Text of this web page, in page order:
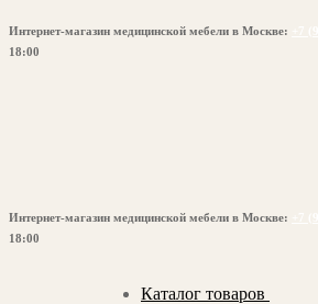
Перейти
к
Меню
Закрыть
Интернет-магазин медицинской мебели в Москве:
18:00
Интернет-магазин медицинской мебели в Москве:
18:00
Каталог товаров